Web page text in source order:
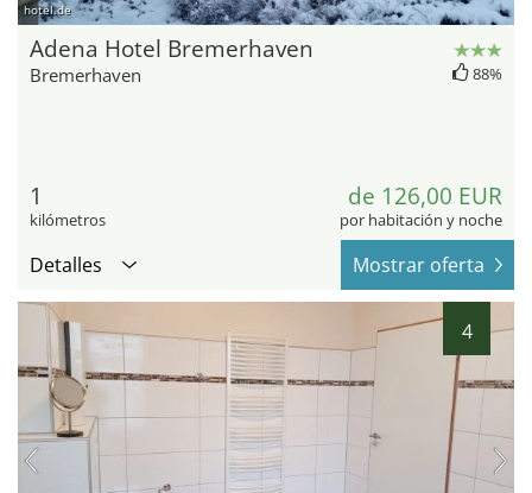
hotel.de
Adena Hotel Bremerhaven
Bremerhaven 88%
1
kilómetros
de 126,00 EUR
por habitación y noche
Detalles Mostrar oferta
4